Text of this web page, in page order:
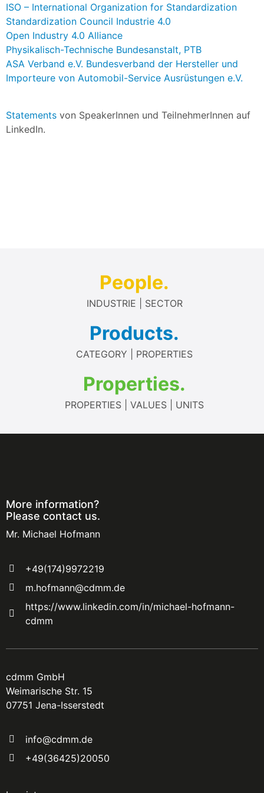
ISO – International Organization for Standardization
Standardization Council Industrie 4.0
Open Industry 4.0 Alliance
Physikalisch-Technische Bundesanstalt, PTB
ASA Verband e.V. Bundesverband der Hersteller und
Importeure von Automobil-Service Ausrüstungen e.V.
Statements von SpeakerInnen und TeilnehmerInnen auf
LinkedIn.
People.
INDUSTRIE | SECTOR
Products.
CATEGORY | PROPERTIES
Properties.
PROPERTIES | VALUES | UNITS
More information?
Please contact us.
Mr. Michael Hofmann
+49(174)9972219
m.hofmann@cdmm.de
https://www.linkedin.com/in/michael-hofmann-
cdmm
cdmm GmbH
Weimarische Str. 15
07751 Jena-Isserstedt
info@cdmm.de
+49(36425)20050